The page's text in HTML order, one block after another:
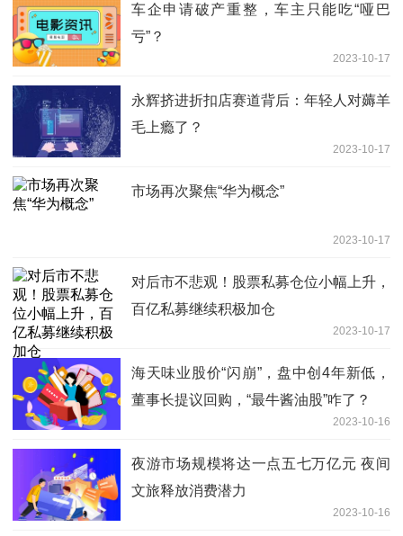
车企申请破产重整，车主只能吃“哑巴
亏”？
2023-10-17
永辉挤进折扣店赛道背后：年轻人对薅羊
毛上瘾了？
2023-10-17
市场再次聚焦“华为概念”
2023-10-17
对后市不悲观！股票私募仓位小幅上升，
百亿私募继续积极加仓
2023-10-17
海天味业股价“闪崩”，盘中创4年新低，
董事长提议回购，“最牛酱油股”咋了？
2023-10-16
夜游市场规模将达一点五七万亿元 夜间
文旅释放消费潜力
2023-10-16